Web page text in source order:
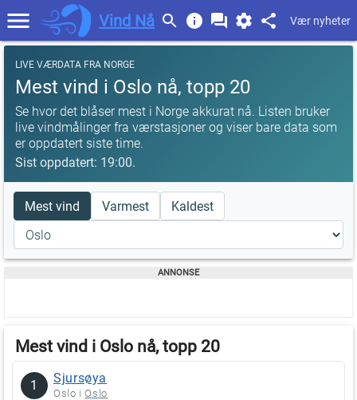
Vind Nå Vær nyheter
LIVE VÆRDATA FRA NORGE
Mest vind i Oslo nå, topp 20
Se hvor det blåser mest i Norge akkurat nå. Listen bruker
live vindmålinger fra værstasjoner og viser bare data som
er oppdatert siste time.
Sist oppdatert: 19:00.
Mest vind Varmest Kaldest
Mest vind i Oslo nå, topp 20
1 Sjursøya
Oslo iOslo